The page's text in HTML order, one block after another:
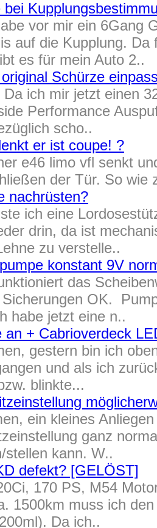
bei
vor mir ein 6Gang
auf die Kupplung.
es für mein Auto 2..
Schürze
Da ich mir jetzt einen
Performance
scho..
er ist coupe! ?
e46 limo vfl senkt
der Tür. So wie
nachrüsten?
ich eine
drin, da ist
zu verstelle..
konstant 9V
das
OK.
habe jetzt eine n..
an + Cabrioverdeck
gestern bin ich
und als ich
blinkte...
ein kleines
ganz
stellen kann. W..
defekt? [GELÖST]
170 PS, M54
1500km muss ich
Da ich..